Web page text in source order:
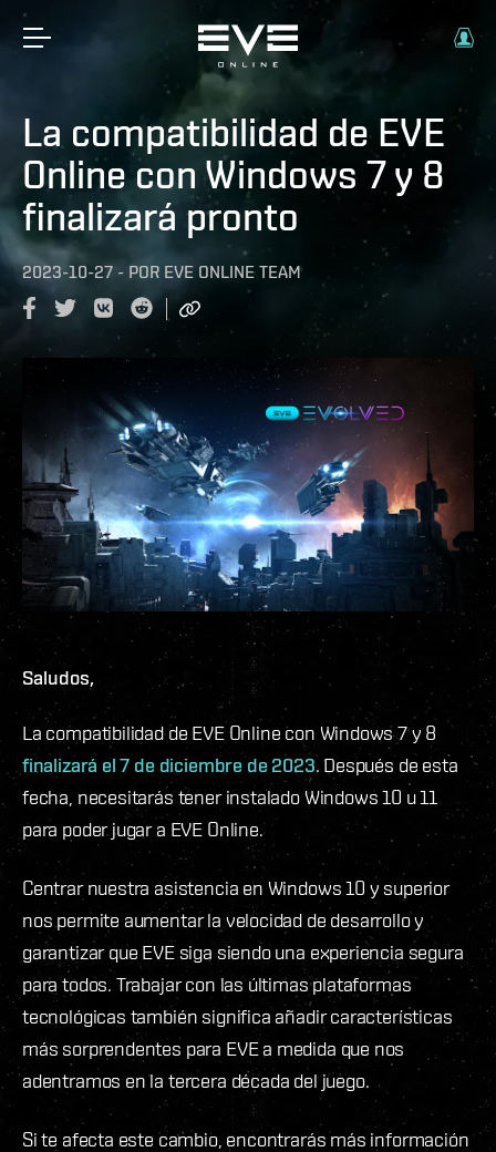
La compatibilidad de EVE
Online con Windows 7 y 8
finalizará pronto
2023-10-27 - POR EVE ONLINE TEAM
Saludos,
La compatibilidad de EVE Online con Windows 7 y 8
finalizará el 7 de diciembre de 2023. Después de esta
fecha, necesitarás tener instalado Windows 10 u 11
para poder jugar a EVE Online.
Centrar nuestra asistencia en Windows 10 y superior
nos permite aumentar la velocidad de desarrollo y
garantizar que EVE siga siendo una experiencia segura
para todos. Trabajar con las últimas plataformas
tecnológicas también significa añadir características
más sorprendentes para EVE a medida que nos
adentramos en la tercera década del juego.
Si te afecta este cambio, encontrarás más información